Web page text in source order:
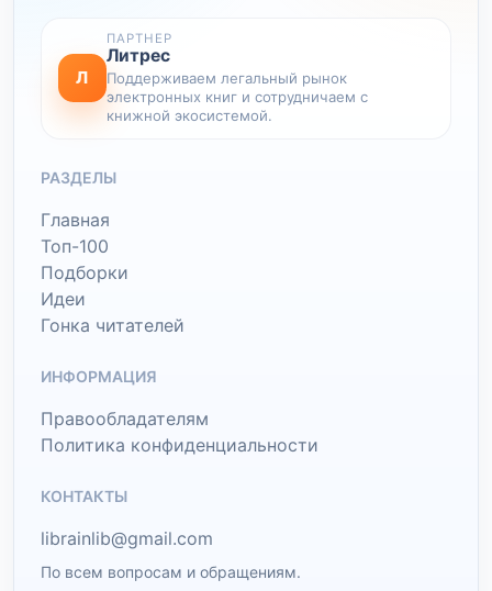
Л
ПАРТНЕР
Литрес
Поддерживаем легальный рынок
электронных книг и сотрудничаем с
книжной экосистемой.
РАЗДЕЛЫ
Главная
Топ-100
Подборки
Идеи
Гонка читателей
ИНФОРМАЦИЯ
Правообладателям
Политика конфиденциальности
КОНТАКТЫ
librainlib@gmail.com
По всем вопросам и обращениям.